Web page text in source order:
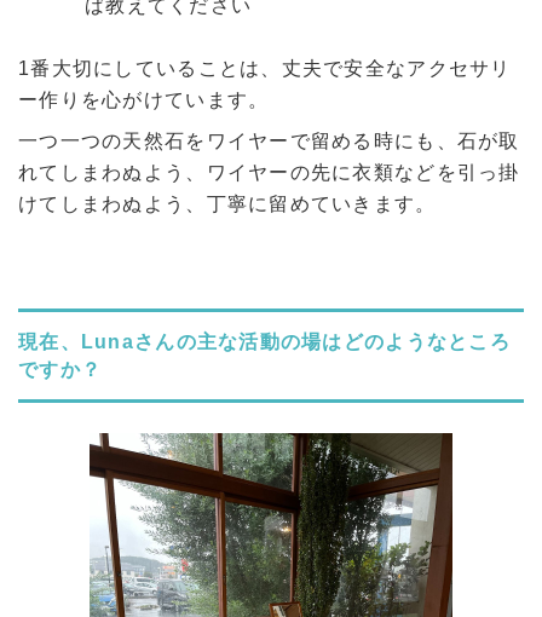
ば教えてください
1番大切にしていることは、丈夫で安全なアクセサリ
ー作りを心がけています。
一つ一つの天然石をワイヤーで留める時にも、石が取
れてしまわぬよう、ワイヤーの先に衣類などを引っ掛
けてしまわぬよう、丁寧に留めていきます。
現在、Lunaさんの主な活動の場はどのようなところ
ですか？